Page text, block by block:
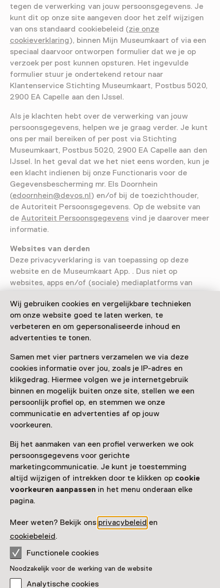
Wij gebruiken cookies en vergelijkbare technieken
om onze website goed te laten werken, te
verbeteren en om gepersonaliseerde inhoud en
advertenties te tonen.
Samen met vier partners verzamelen we via deze
cookies informatie over jou, zoals je IP-adres en
klikgedrag. Hiermee volgen we je internetgebruik
binnen en mogelijk buiten onze site, stellen we een
persoonlijk profiel op, en stemmen we onze
communicatie en advertenties af op jouw
voorkeuren.
Bij het aanmaken van een profiel verwerken we ook
persoonsgegevens voor gerichte
marketingcommunicatie. Je kunt je toestemming
altijd wijzigen of intrekken door te klikken op cookie
voorkeuren aanpassen in het menu onderaan elke
pagina.
Meer weten? Bekijk ons privacybeleid en
cookiebeleid.
Functionele cookies
Noodzakelijk voor de werking van de website
Analytische cookies
tegen de verwerking van jouw persoonsgegevens. Je
kunt dit op onze site aangeven door het zelf wijzigen
van ons standaard cookiebeleid (zie onze
cookieverklaring), binnen Mijn Museumkaart of via een
speciaal daarvoor ontworpen formulier dat we je op
verzoek per post kunnen opsturen. Het ingevulde
formulier stuur je ondertekend retour naar
Klantenservice Stichting Museumkaart, Postbus 5020,
2900 EA Capelle aan den IJssel.
Als je klachten hebt over de verwerking van jouw
persoonsgegevens, helpen we je graag verder. Je kunt
ons per mail bereiken of per post via Stichting
Museumkaart, Postbus 5020, 2900 EA Capelle aan den
IJssel. In het geval dat we het niet eens worden, kun je
een klacht indienen bij onze Functionaris voor de
Gegevensbescherming mr. Els Doornhein
(edoornhein@devos.nl) en/of bij de toezichthouder,
de Autoriteit Persoonsgegevens. Op de website van
de Autoriteit Persoonsgegevens vind je daarover meer
informatie.
Websites van derden
Deze privacyverklaring is van toepassing op deze
website en de Museumkaart App. . Dus niet op
websites, apps en/of (sociale) mediaplatforms van
wij op onze website verwijzen. Wij kunnen je niet
garanderen dat deze andere websites, apps en/of
platforms op een betrouwbare en veilige manier met
jouw gegevens omgaan. We raden je daarom ook altijd
te nemen.
Functionaris voor gegevensbescherming
Om de naleving van de verplichtingen uit de Algemene
Verordening Gegevensbescherming en het beleid van
de Autoriteit Persoonsgegevens zoveel mogelijk te
garanderen, is door Stichting Museumkaart een
aangesteld: mevrouw mr. Els Doornhein van De Vos &
Partners Advocaten, Van Miereveldstraat 13, 1071 DW
Amsterdam. Mevrouw Doornhein is te bereiken via:
edoornhein@devos.nl.
Wijzigingen
We raden je aan deze privacyverklaring regelmatig te
raadplegen omdat wij deze van tijd tot tijd aanpassen.
Zo blijf je steeds op de hoogte van de meest actuele
stand van zaken over de manier waarop wij jouw
persoonsgegevens gebruiken en beschermen.
Suggesties